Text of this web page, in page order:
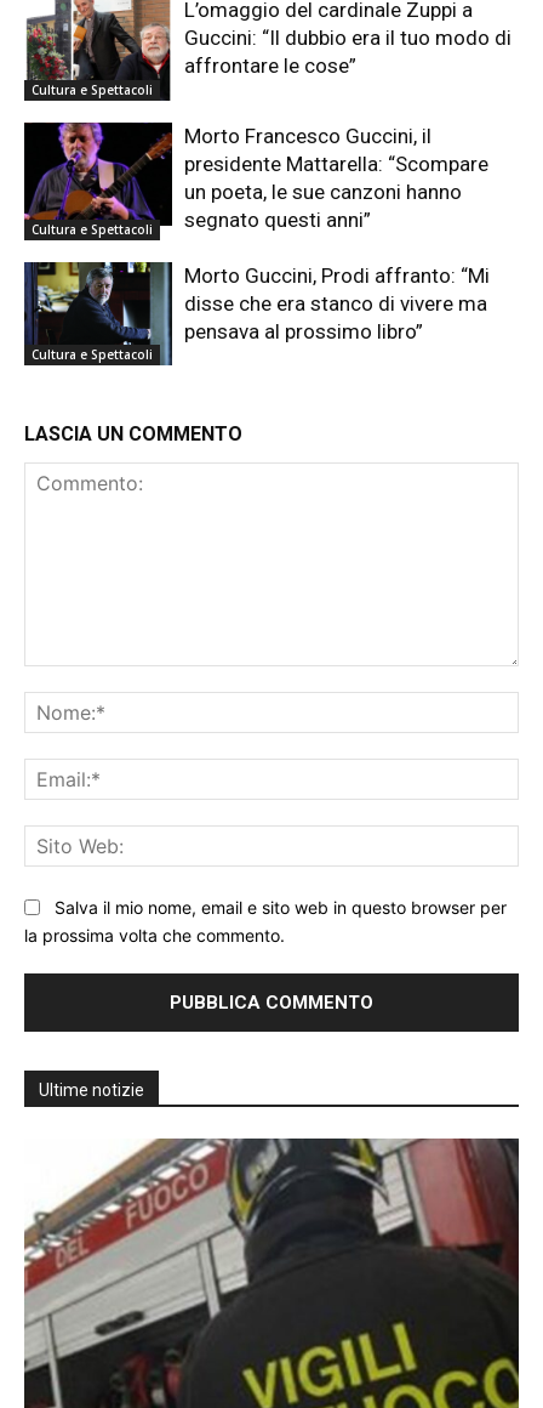
Cultura e Spettacoli
L’omaggio del cardinale Zuppi a
Guccini: “Il dubbio era il tuo modo di
affrontare le cose”
Cultura e Spettacoli
Morto Francesco Guccini, il
presidente Mattarella: “Scompare
un poeta, le sue canzoni hanno
segnato questi anni”
Cultura e Spettacoli
Morto Guccini, Prodi affranto: “Mi
disse che era stanco di vivere ma
pensava al prossimo libro”
LASCIA UN COMMENTO
Salva il mio nome, email e sito web in questo browser per
la prossima volta che commento.
Ultime notizie